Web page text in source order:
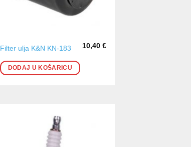
Filter ulja K&N KN-183 10,40 €
DODAJ U KOŠARICU